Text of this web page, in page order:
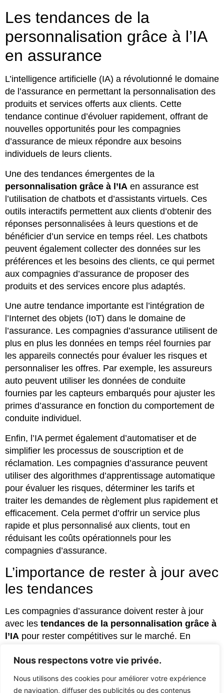
Nous respectons votre vie privée.
Nous utilisons des cookies pour améliorer votre expérience
de navigation, diffuser des publicités ou des contenus
Les tendances de la
personnalisation grâce à l’IA
en assurance
L’intelligence artificielle (IA) a révolutionné le domaine
de l’assurance en permettant la personnalisation des
produits et services offerts aux clients. Cette
tendance continue d’évoluer rapidement, offrant de
nouvelles opportunités pour les compagnies
d’assurance de mieux répondre aux besoins
individuels de leurs clients.
Une des tendances émergentes de la
personnalisation grâce à l’IA en assurance est
l’utilisation de chatbots et d’assistants virtuels. Ces
outils interactifs permettent aux clients d’obtenir des
réponses personnalisées à leurs questions et de
bénéficier d’un service en temps réel. Les chatbots
peuvent également collecter des données sur les
préférences et les besoins des clients, ce qui permet
aux compagnies d’assurance de proposer des
produits et des services encore plus adaptés.
Une autre tendance importante est l’intégration de
l’Internet des objets (IoT) dans le domaine de
l’assurance. Les compagnies d’assurance utilisent de
plus en plus les données en temps réel fournies par
les appareils connectés pour évaluer les risques et
personnaliser les offres. Par exemple, les assureurs
auto peuvent utiliser les données de conduite
fournies par les capteurs embarqués pour ajuster les
primes d’assurance en fonction du comportement de
conduite individuel.
Enfin, l’IA permet également d’automatiser et de
simplifier les processus de souscription et de
réclamation. Les compagnies d’assurance peuvent
utiliser des algorithmes d’apprentissage automatique
pour évaluer les risques, déterminer les tarifs et
traiter les demandes de règlement plus rapidement et
efficacement. Cela permet d’offrir un service plus
rapide et plus personnalisé aux clients, tout en
réduisant les coûts opérationnels pour les
compagnies d’assurance.
L’importance de rester à jour avec
les tendances
Les compagnies d’assurance doivent rester à jour
avec les tendances de la personnalisation grâce à
l’IA pour rester compétitives sur le marché. En
place des stratégies innovantes, les compagnies
d’assurance peuvent offrir une expérience client
personnalisée et répondre aux attentes changeantes